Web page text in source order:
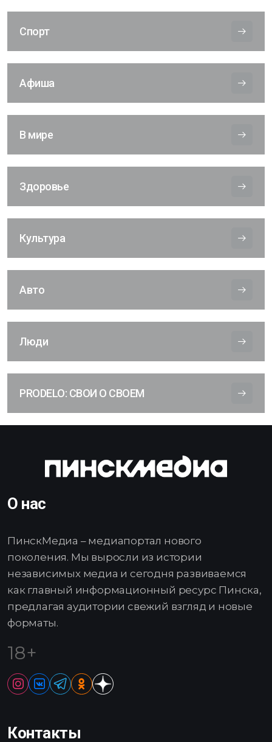
Спорт
Афиша
В мире
Здоровье
Культура
Авто
Люди
PRODELO: СВОИ О СВОЕМ
О нас
ПинскМедиа – медиапортал нового
поколения. Мы выросли из истории
независимых медиа и сегодня развиваемся
как главный информационный ресурс Пинска,
предлагая аудитории свежий взгляд и новые
форматы.
18+
Контакты